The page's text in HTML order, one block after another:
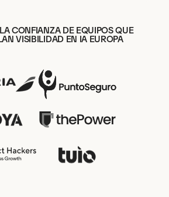
CONFIANZA DE EQUIPOS QUE
VISIBILIDAD EN IA EUROPA